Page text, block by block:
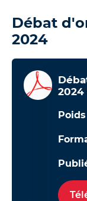
Débat
2024
2024